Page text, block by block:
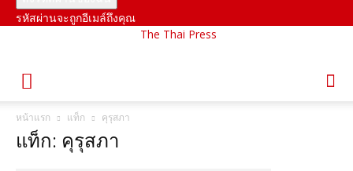
รหัสผ่านจะถูกอีเมล์ถึงคุณ
The Thai Press
หน้าแรก แท็ก คุรุสภา
แท็ก: คุรุสภา